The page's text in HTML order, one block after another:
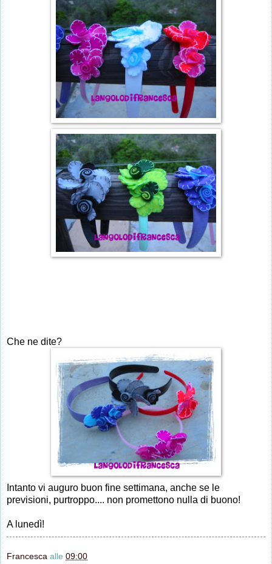
Che ne dite?
Intanto vi auguro buon fine settimana, anche se le
previsioni, purtroppo.... non promettono nulla di buono!
A lunedì!
Francesca alle 09:00